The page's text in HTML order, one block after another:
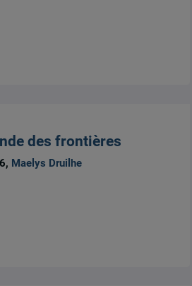
des frontières
Maelys Druilhe